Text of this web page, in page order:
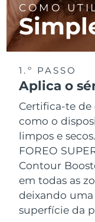
COMO
1.º PASSO
Aplica o
Certifica-te
como o
limpos e
FOREO
Contour
em todas as
deixando
superfície da